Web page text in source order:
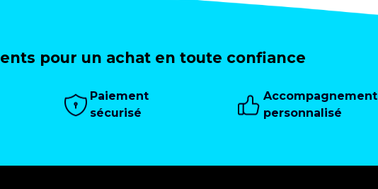
pour un achat en toute confiance
Paiement
sécurisé
Accompagnement
personnalisé